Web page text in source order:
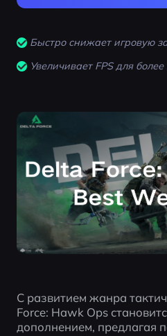
Быстро снижает игровую
Увеличивает FPS для
С развитием жанра
Force: Hawk Ops
дополнением, предлагая